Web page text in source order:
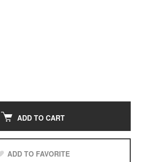
ADD TO CART
ADD TO FAVORITE